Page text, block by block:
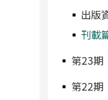
出版
刊載
第23期
第22期